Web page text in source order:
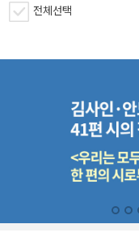
전체선택